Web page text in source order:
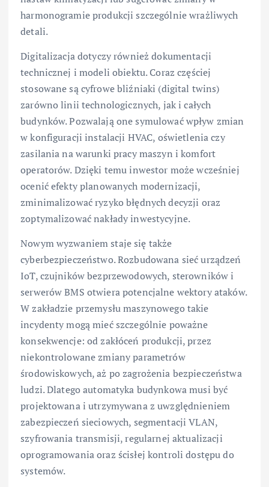
harmonogramie produkcji szczególnie wrażliwych
detali.
Digitalizacja dotyczy również dokumentacji
technicznej i modeli obiektu. Coraz częściej
stosowane są cyfrowe bliźniaki (digital twins)
zarówno linii technologicznych, jak i całych
budynków. Pozwalają one symulować wpływ zmian
w konfiguracji instalacji HVAC, oświetlenia czy
zasilania na warunki pracy maszyn i komfort
operatorów. Dzięki temu inwestor może wcześniej
ocenić efekty planowanych modernizacji,
zminimalizować ryzyko błędnych decyzji oraz
zoptymalizować nakłady inwestycyjne.
Nowym wyzwaniem staje się także
cyberbezpieczeństwo. Rozbudowana sieć urządzeń
IoT, czujników bezprzewodowych, sterowników i
serwerów BMS otwiera potencjalne wektory ataków.
W zakładzie przemysłu maszynowego takie
incydenty mogą mieć szczególnie poważne
konsekwencje: od zakłóceń produkcji, przez
niekontrolowane zmiany parametrów
środowiskowych, aż po zagrożenia bezpieczeństwa
ludzi. Dlatego automatyka budynkowa musi być
projektowana i utrzymywana z uwzględnieniem
zabezpieczeń sieciowych, segmentacji VLAN,
szyfrowania transmisji, regularnej aktualizacji
oprogramowania oraz ścisłej kontroli dostępu do
systemów.